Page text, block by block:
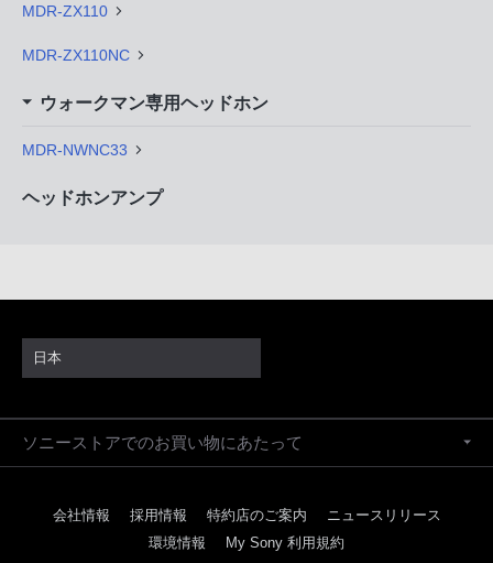
MDR-ZX110
MDR-ZX110NC
ウォークマン専用ヘッドホン
MDR-NWNC33
ヘッドホンアンプ
日本
ソニーストアでのお買い物にあたって
会社情報 採用情報 特約店のご案内
ニュースリリース
環境情報
My Sony 利用規約